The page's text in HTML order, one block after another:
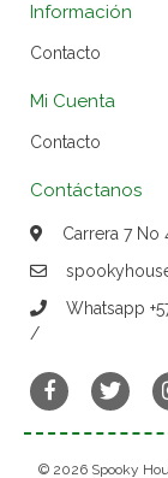
Información
Contacto
Mi Cuenta
Contacto
Contáctanos
Carrera 7
Whatsapp
/
© 2026 Spooky